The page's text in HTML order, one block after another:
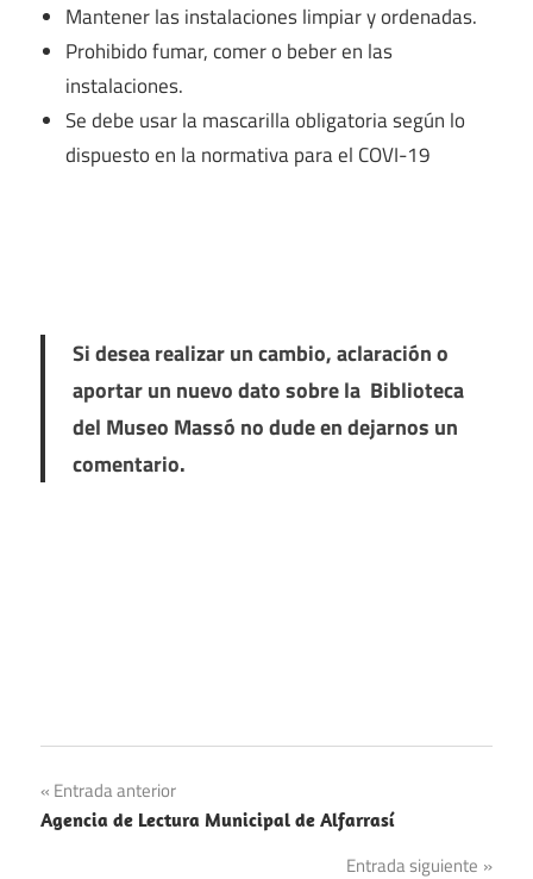
Mantener las instalaciones limpiar y ordenadas.
Prohibido fumar, comer o beber en las
instalaciones.
Se debe usar la mascarilla obligatoria según lo
dispuesto en la normativa para el COVI-19
Si desea realizar un cambio, aclaración o
aportar un nuevo dato sobre la Biblioteca
del Museo Massó no dude en dejarnos un
comentario.
Navegación
de
Entrada anterior
Agencia de Lectura Municipal de Alfarrasí
Entrada siguiente